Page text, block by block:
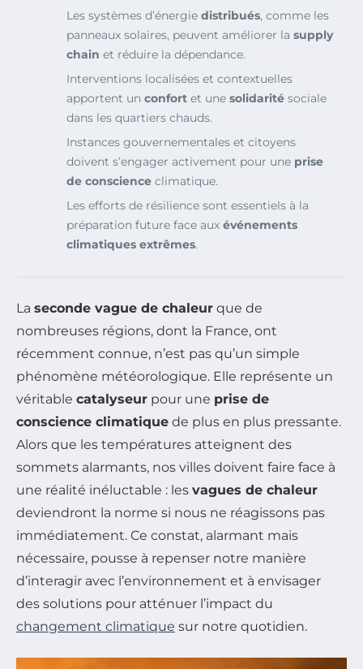
Les systèmes d’énergie distribués, comme les
panneaux solaires, peuvent améliorer la supply
chain et réduire la dépendance.
Interventions localisées et contextuelles
apportent un confort et une solidarité sociale
dans les quartiers chauds.
Instances gouvernementales et citoyens
doivent s’engager activement pour une prise
de conscience climatique.
Les efforts de résilience sont essentiels à la
préparation future face aux événements
climatiques extrêmes.
La seconde vague de chaleur que de
nombreuses régions, dont la France, ont
récemment connue, n’est pas qu’un simple
phénomène météorologique. Elle représente un
véritable catalyseur pour une prise de
conscience climatique de plus en plus pressante.
Alors que les températures atteignent des
sommets alarmants, nos villes doivent faire face à
une réalité inéluctable : les vagues de chaleur
deviendront la norme si nous ne réagissons pas
immédiatement. Ce constat, alarmant mais
nécessaire, pousse à repenser notre manière
d’interagir avec l’environnement et à envisager
des solutions pour atténuer l’impact du
changement climatique sur notre quotidien.